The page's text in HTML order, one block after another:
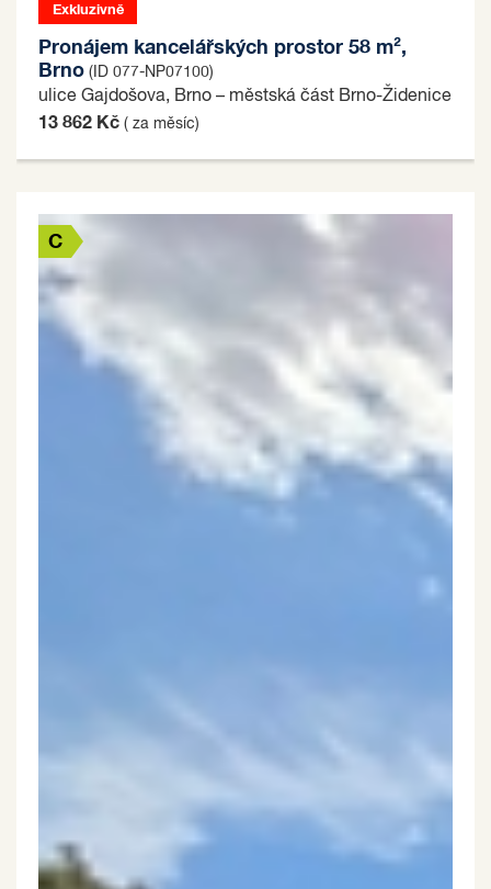
Exkluzivně
Pronájem kancelářských prostor 58 m²,
Brno (ID 077-NP07100)
ulice Gajdošova, Brno – městská část Brno-Židenice
13 862 Kč ( za měsíc)
C